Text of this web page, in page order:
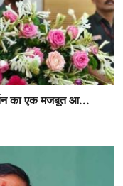
का एक मजबूत आ...